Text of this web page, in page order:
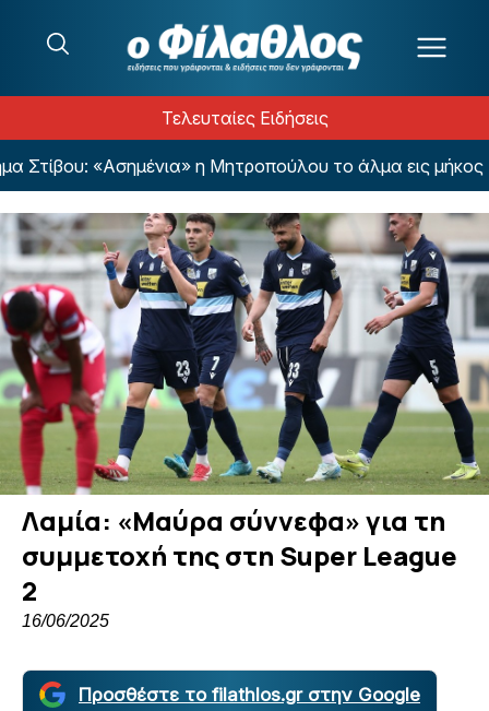
Τελευταίες Ειδήσεις
«Ασημένια» η Μητροπούλου το άλμα εις μήκος
Λαμία: «Μαύρα σύννεφα» για τη
συμμετοχή της στη Super League
2
16/06/2025
Προσθέστε το filathlos.gr στην Google